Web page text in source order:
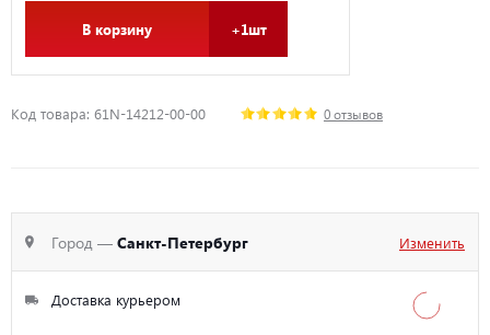
В корзину +1шт
Код товара: 61N-14212-00-00 0 отзывов
Город — Санкт-Петербург Изменить
Доставка курьером